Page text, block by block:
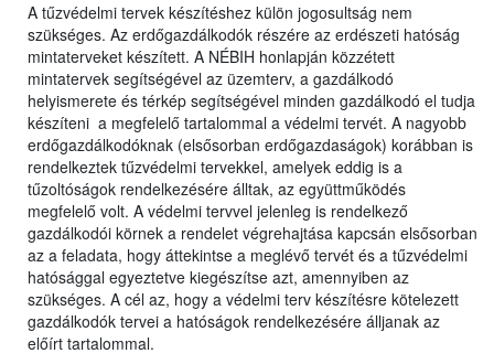
A tűzvédelmi tervek készítéshez külön jogosultság nem
szükséges. Az erdőgazdálkodók részére az erdészeti hatóság
mintaterveket készített. A NÉBIH honlapján közzétett
mintatervek segítségével az üzemterv, a gazdálkodó
helyismerete és térkép segítségével minden gazdálkodó el tudja
készíteni a megfelelő tartalommal a védelmi tervét. A nagyobb
erdőgazdálkodóknak (elsősorban erdőgazdaságok) korábban is
rendelkeztek tűzvédelmi tervekkel, amelyek eddig is a
tűzoltóságok rendelkezésére álltak, az együttműködés
megfelelő volt. A védelmi tervvel jelenleg is rendelkező
gazdálkodói körnek a rendelet végrehajtása kapcsán elsősorban
az a feladata, hogy áttekintse a meglévő tervét és a tűzvédelmi
hatósággal egyeztetve kiegészítse azt, amennyiben az
szükséges. A cél az, hogy a védelmi terv készítésre kötelezett
gazdálkodók tervei a hatóságok rendelkezésére álljanak az
előírt tartalommal.